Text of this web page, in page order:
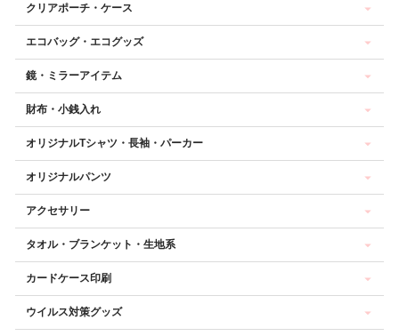
クリアポーチ・ケース
エコバッグ・エコグッズ
鏡・ミラーアイテム
財布・小銭入れ
オリジナルTシャツ・長袖・パーカー
オリジナルパンツ
アクセサリー
タオル・ブランケット・生地系
カードケース印刷
ウイルス対策グッズ